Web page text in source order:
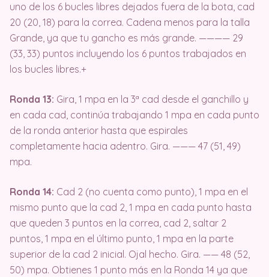
uno de los 6 bucles libres dejados fuera de la bota, cad
20 (20, 18) para la correa. Cadena menos para la talla
Grande, ya que tu gancho es más grande. ———— 29
(33, 33) puntos incluyendo los 6 puntos trabajados en
los bucles libres.+
Ronda 13: Gira, 1 mpa en la 3ª cad desde el ganchillo y
en cada cad, continúa trabajando 1 mpa en cada punto
de la ronda anterior hasta que espirales
completamente hacia adentro. Gira. ——— 47 (51, 49)
mpa.
Ronda 14: Cad 2 (no cuenta como punto), 1 mpa en el
mismo punto que la cad 2, 1 mpa en cada punto hasta
que queden 3 puntos en la correa, cad 2, saltar 2
puntos, 1 mpa en el último punto, 1 mpa en la parte
superior de la cad 2 inicial. Ojal hecho. Gira. —— 48 (52,
50) mpa. Obtienes 1 punto más en la Ronda 14 ya que